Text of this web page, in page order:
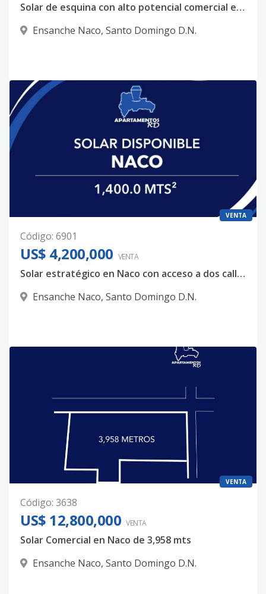
Solar de esquina con alto potencial comercial en eje estratégico de Naco
Ensanche Naco, Santo Domingo D.N.
VENTA
Código: 6901
US$ 4,200,000 VENTA
Solar estratégico en Naco con acceso a dos calles y potencial de proyecto premium
Ensanche Naco, Santo Domingo D.N.
VENTA
Código: 3638
US$ 12,800,000 VENTA
Solar Comercial en Naco de 3,958 mts
Ensanche Naco, Santo Domingo D.N.